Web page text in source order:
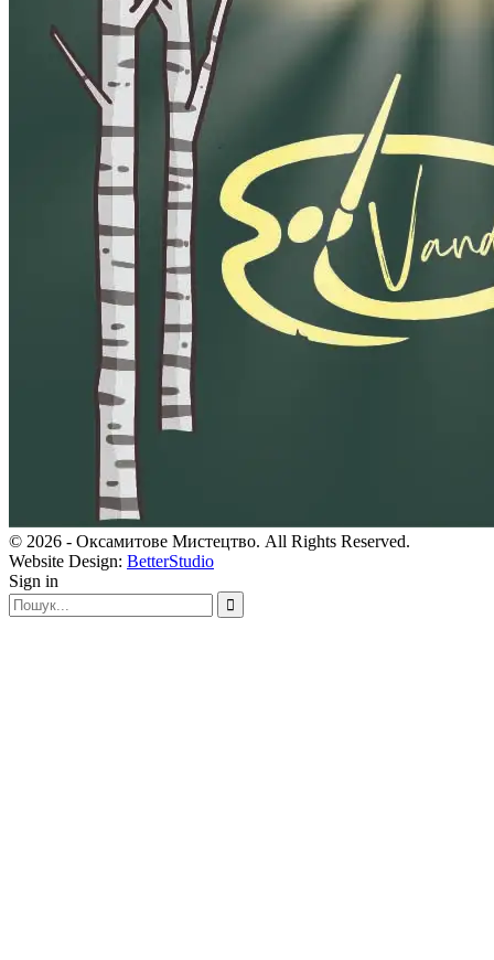
© 2026 - Оксамитове Мистецтво. All Rights Reserved.
Website Design: BetterStudio
Sign in